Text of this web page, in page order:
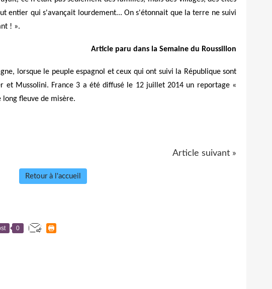
entier qui s'avançait lourdement... On s'étonnait que la terre ne suivi
! ».
Article paru dans la Semaine du Roussillon
lorsque le peuple espagnol et ceux qui ont suivi la République sont
et Mussolini. France 3 a été diffusé le 12 juillet 2014 un reportage «
fleuve de misère.
Article suivant »
Retour à l'accueil
0